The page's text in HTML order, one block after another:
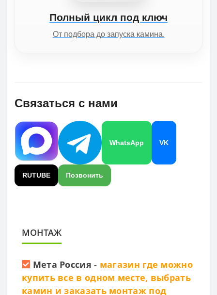
Полный цикл под ключ
От подбора до запуска камина.
Связаться с нами
WhatsApp VK
RUTUBE Позвонить
МОНТАЖ
Мета Россия - магазин где можно
купить все в одном месте, выбрать
камин и заказать монтаж под